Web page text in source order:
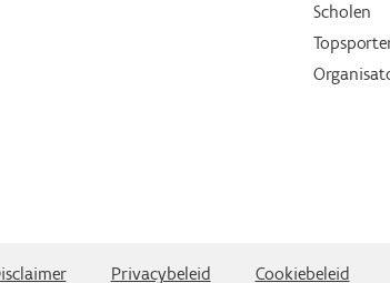
Scholen
Privacybeleid Cookiebeleid